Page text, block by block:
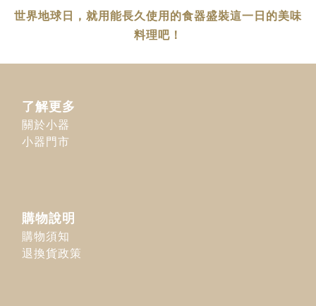
世界地球日，就用能長久使用的食器盛裝這一日的美味
料理吧！
了解更多
關於小器
小器門市
購物說明
購物須知
退換貨政策